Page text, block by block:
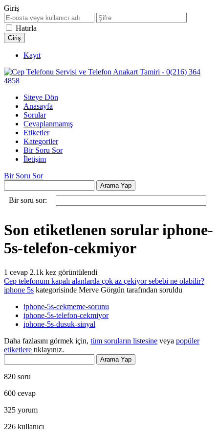
Giriş
Hatırla
Kayıt
Siteye Dön
Anasayfa
Sorular
Cevaplanmamış
Etiketler
Kategoriler
Bir Soru Sor
İletişim
Bir Soru Sor
Bir soru sor:
Son etiketlenen sorular iphone-
5s-telefon-cekmiyor
1 cevap 2.1k kez görüntülendi
Cep telefonum kapalı alanlarda çok az çekiyor sebebi ne olabilir?
iphone 5s kategorisinde Merve Görgün tarafından soruldu
iphone-5s-cekmeme-sorunu
iphone-5s-telefon-cekmiyor
iphone-5s-dusuk-sinyal
Daha fazlasını görmek için, tüm soruların listesine veya popüler
etiketlere tıklayınız.
820 soru
600 cevap
325 yorum
226 kullanıcı